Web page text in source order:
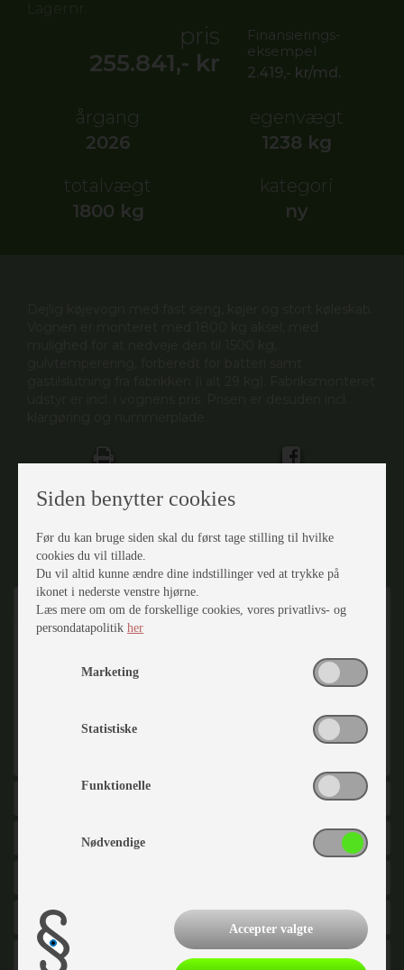
pris
255.841,- kr
Finansierings-
eksempel
2.419,- kr/md.
årgang
2026
egenvægt
1238 kg
totalvægt
1800 kg
kategori
ny
FINANSIERING DEL VIA MAIL
Beskrivelse
Vognen er monteret med 1800 kg aksel, med
mulighed for at nedveje den til 1500 kg,
gastilslutning fra fabrikken (i alt 29 kg). Fabriksmonteret
udstyr er incl. i vognens pris. Prisen er desuden incl.
Indretning
Køkken - Bad & Toilet
El, Elektronik & Medie
Siden benytter cookies
Før du kan bruge siden skal du først tage stilling til hvilke
cookies du vil tillade.
Du vil altid kunne ændre dine indstillinger ved at trykke på
ikonet i nederste venstre hjørne.
Læs mere om om de forskellige cookies, vores privatlivs- og
persondatapolitik her
Marketing
Statistiske
Funktionelle
Nødvendige
Accepter valgte